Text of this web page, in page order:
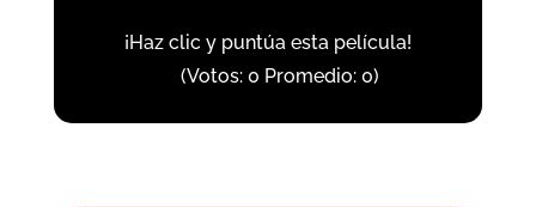
¡Haz clic y puntúa esta película!
(Votos: 0 Promedio: 0)